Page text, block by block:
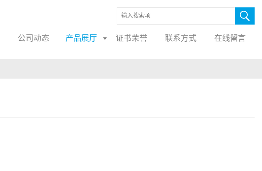
公司动态 产品展厅 证书荣誉 联系方式 在线留言